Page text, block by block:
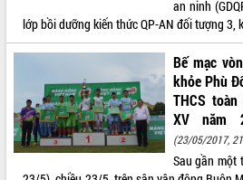
Chương trình “Gặp gỡ hữu nghị –
Friendship Meeting New Year 2026”
Bầu cử Quốc hội và HĐND: Cử tri Đắk
Lắk gửi gắm niềm tin, kỳ vọng vào lá
phiếu
Đắk Lắk sẵn sàng các điều kiện cho
Ngày hội bầu cử đại biểu Quốc hội
khóa XVI và HĐND các cấp nhiệm kỳ
an ninh
lớp bồi dưỡng kiến thức QP-AN đối tượng 3,
Bế mạc
khỏe Phù
THCS
XV năm
(23/05/2017,
Sau gần